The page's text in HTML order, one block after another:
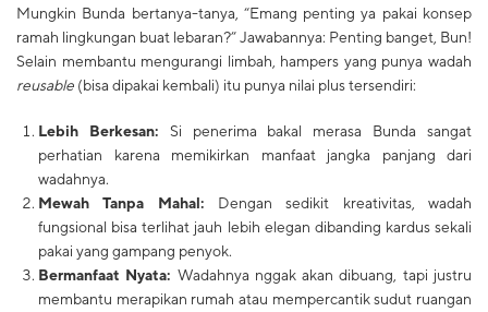
​Mungkin Bunda bertanya-tanya, “Emang penting ya pakai konsep
ramah lingkungan buat lebaran?” Jawabannya: Penting banget, Bun!
Selain membantu mengurangi limbah, hampers yang punya wadah
reusable (bisa dipakai kembali) itu punya nilai plus tersendiri:
Lebih Berkesan: Si penerima bakal merasa Bunda sangat
perhatian karena memikirkan manfaat jangka panjang dari
wadahnya.
Mewah Tanpa Mahal: Dengan sedikit kreativitas, wadah
fungsional bisa terlihat jauh lebih elegan dibanding kardus sekali
pakai yang gampang penyok.
Bermanfaat Nyata: Wadahnya nggak akan dibuang, tapi justru
membantu merapikan rumah atau mempercantik sudut ruangan